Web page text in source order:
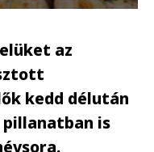
az
kedd délután
pillanatban is